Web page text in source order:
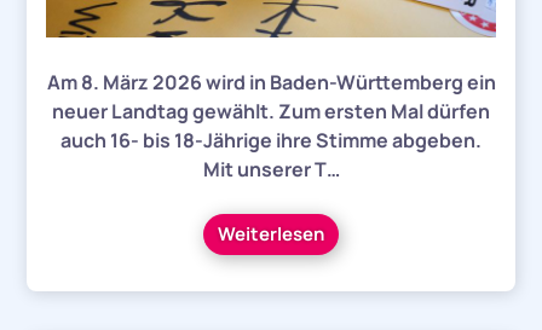
Am 8. März 2026 wird in Baden-Württemberg ein
neuer Landtag gewählt. Zum ersten Mal dürfen
auch 16- bis 18-Jährige ihre Stimme abgeben.
Mit unserer T…
Weiterlesen